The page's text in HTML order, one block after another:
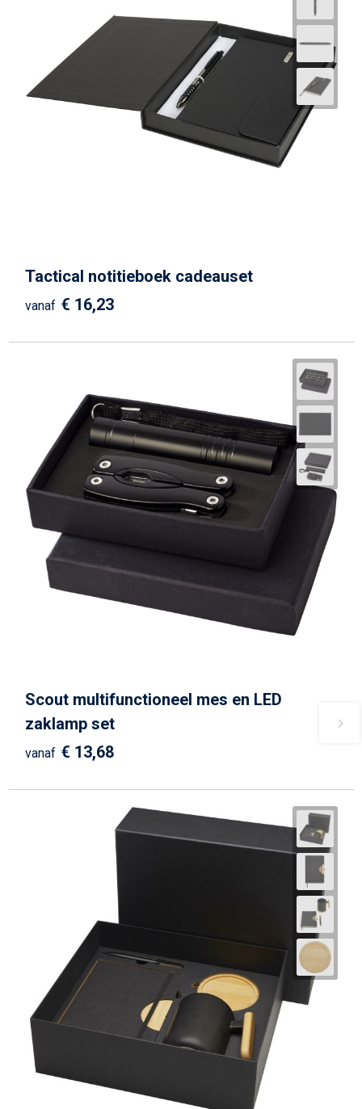
Tactical notitieboek cadeauset
vanaf € 16,23
Scout multifunctioneel mes en LED
zaklamp set
vanaf € 13,68